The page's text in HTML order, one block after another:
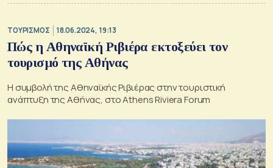
ΤΟΥΡΙΣΜΟΣ 18.06.2024, 19:13
Πώς η Αθηναϊκή Ριβιέρα εκτοξεύει τον
τουρισμό της Αθήνας
Η συμβολή της Αθηναϊκής Ριβιέρας στην τουριστική
ανάπτυξη της Αθήνας, στο Athens Riviera Forum